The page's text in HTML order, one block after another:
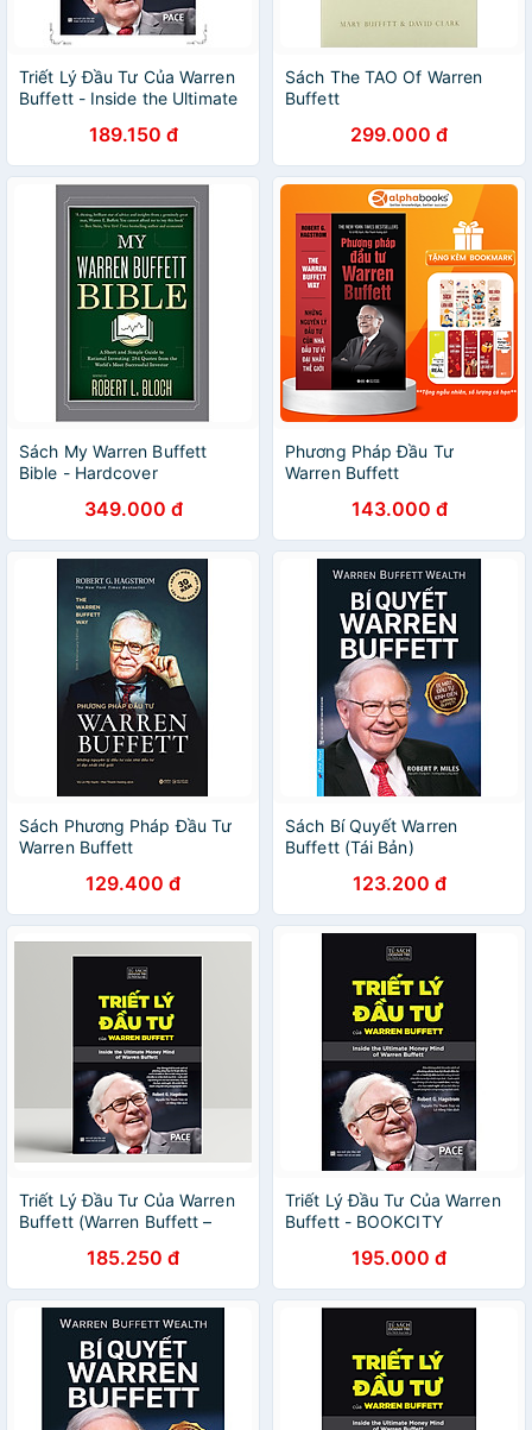
Triết Lý Đầu Tư Của Warren
Buffett - Inside the Ultimate
189.150 đ
Sách The TAO Of Warren
Buffett
299.000 đ
Sách My Warren Buffett
Bible - Hardcover
349.000 đ
Phương Pháp Đầu Tư
Warren Buffett
143.000 đ
Sách Phương Pháp Đầu Tư
Warren Buffett
129.400 đ
Sách Bí Quyết Warren
Buffett (Tái Bản)
123.200 đ
Triết Lý Đầu Tư Của Warren
Buffett (Warren Buffett –
Mind) - Robert G. Hagstrom
- PACE Books
185.250 đ
Triết Lý Đầu Tư Của Warren
Buffett - BOOKCITY
195.000 đ